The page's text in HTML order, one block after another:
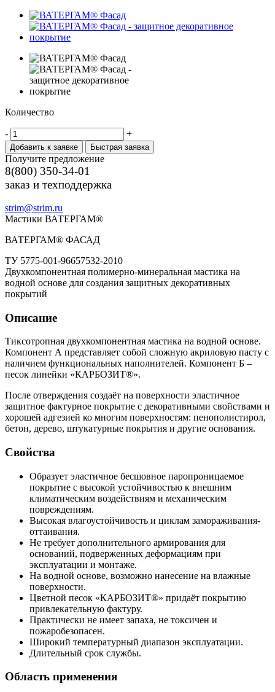
Количество
- +
Добавить к заявке Быстрая заявка
Получите предложение
8(800) 350-34-01
заказ и техподдержка
strim@strim.ru
Мастики ВАТЕРГАМ®
ВАТЕРГАМ® ФАСАД
ТУ 5775-001-96657532-2010
Двухкомпонентная полимерно-минеральная мастика на
водной основе для создания защитных декоративных
покрытий
Описание
Тиксотропная двухкомпонентная мастика на водной основе.
Компонент А представляет собой сложную акриловую пасту с
наличием функциональных наполнителей. Компонент Б –
песок линейки «КАРБОЗИТ®».
После отверждения создаёт на поверхности эластичное
защитное фактурное покрытие с декоративными свойствами и
хорошей адгезией ко многим поверхностям: пенополистирол,
бетон, дерево, штукатурные покрытия и другие основания.
Свойства
Образует эластичное бесшовное паропроницаемое
покрытие с высокой устойчивостью к внешним
климатическим воздействиям и механическим
повреждениям.
Высокая влагоустойчивость и циклам замораживания-
оттаивания.
Не требует дополнительного армирования для
оснований, подверженных деформациям при
эксплуатации и монтаже.
На водной основе, возможно нанесение на влажные
поверхности.
Цветной песок «КАРБОЗИТ®» придаёт покрытию
привлекательную фактуру.
Практически не имеет запаха, не токсичен и
пожаробезопасен.
Широкий температурный диапазон эксплуатации.
Длительный срок службы.
Область применения